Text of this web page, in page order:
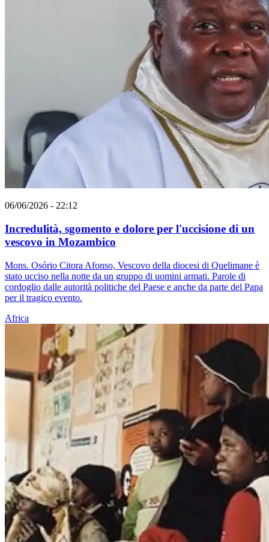
06/06/2026 - 22:12
Incredulità, sgomento e dolore per l'uccisione di un
vescovo in Mozambico
Mons. Osório Citora Afonso, Vescovo della diocesi di Quelimane è
stato ucciso nella notte da un gruppo di uomini armati. Parole di
cordoglio dalle autorità politiche del Paese e anche da parte del Papa
per il tragico evento.
Africa